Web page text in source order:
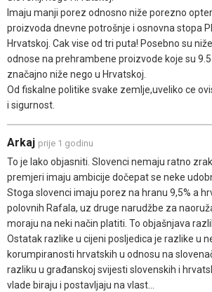
Imaju manji porez odnosno niže porezno
proizvoda dnevne potrošnje i osnovna stopa
Hrvatskoj. Cak vise od tri puta! Posebno su
odnose na prehrambene proizvode koje su
značajno niže nego u Hrvatskoj.
Od fiskalne politike svake zemlje,uveliko ce
i sigurnost.
Arkaj prije 1 godinu
To je lako objasniti. Slovenci nemaju ratno
premjeri imaju ambicije dočepat se neke
Stoga slovenci imaju porez na hranu 9,5% a
polovnih Rafala, uz druge narudžbe za
moraju na neki način platiti. To objašnjava
Ostatak razlike u cijeni posljedica je razlike u
korumpiranosti hrvatskih u odnosu na
razliku u građanskoj svijesti slovenskih i
vlade biraju i postavljaju na vlast...